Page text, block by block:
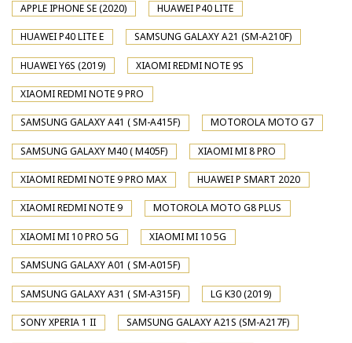
APPLE IPHONE SE (2020) HUAWEI P40 LITE
HUAWEI P40 LITE E SAMSUNG GALAXY A21 (SM-A210F)
HUAWEI Y6S (2019) XIAOMI REDMI NOTE 9S
XIAOMI REDMI NOTE 9 PRO
SAMSUNG GALAXY A41 ( SM-A415F) MOTOROLA MOTO G7
SAMSUNG GALAXY M40 ( M405F) XIAOMI MI 8 PRO
XIAOMI REDMI NOTE 9 PRO MAX HUAWEI P SMART 2020
XIAOMI REDMI NOTE 9 MOTOROLA MOTO G8 PLUS
XIAOMI MI 10 PRO 5G XIAOMI MI 10 5G
SAMSUNG GALAXY A01 ( SM-A015F)
SAMSUNG GALAXY A31 ( SM-A315F) LG K30 (2019)
SONY XPERIA 1 II SAMSUNG GALAXY A21S (SM-A217F)